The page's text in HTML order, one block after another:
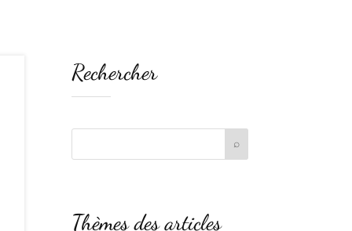
Rechercher
Thèmes des articles